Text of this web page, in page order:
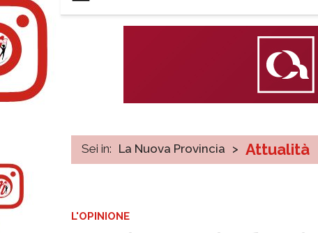
Sei in: La Nuova Provincia > Attualità
L'OPINIONE